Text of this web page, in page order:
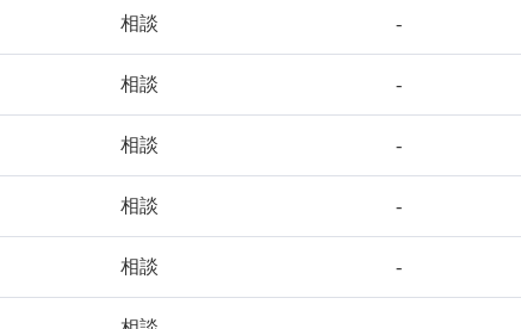
相談 -
相談 -
相談 -
相談 -
相談 -